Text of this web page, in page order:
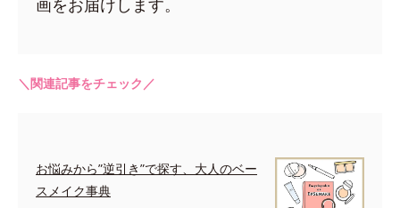
＼関連記事をチェック／
お悩みから”逆引き”で探す、大人のベー
スメイク事典